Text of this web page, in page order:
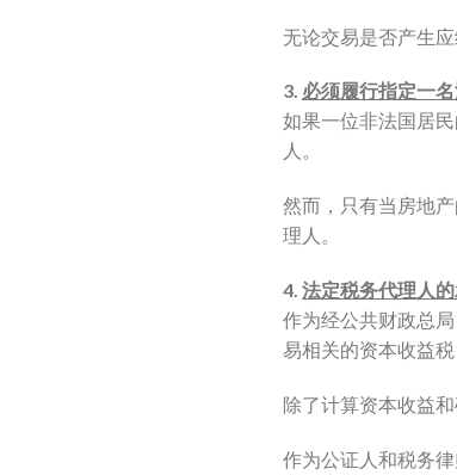
无论交易是否产生
3. 必须履行指定一
如果一位非法国居
人。
然而，只有当房地
理人。
4. 法定税务代理人
作为经公共财政总
易相关的资本收益税
除了计算资本收益
作为公证人和税务